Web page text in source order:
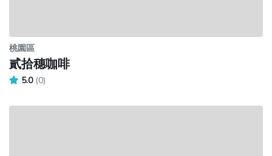
桃園區
貳拾穗咖啡
5.0 (0)